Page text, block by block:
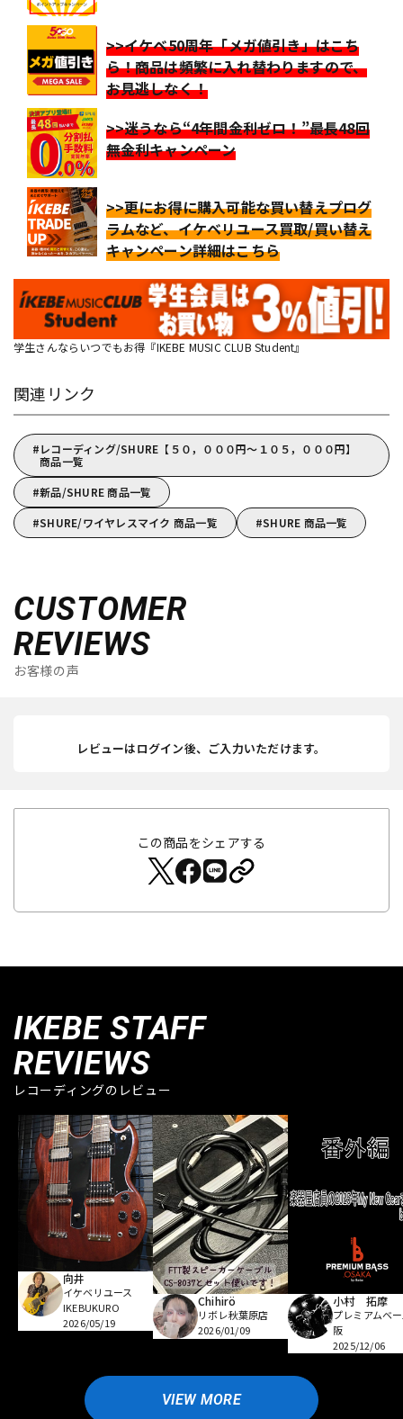
>>イケベ50周年「メガ値引き」はこち
ら！商品は頻繁に入れ替わりますので、
お見逃しなく！
>>迷うなら“4年間金利ゼロ！”最長48回
無金利キャンペーン
>>更にお得に購入可能な買い替えプログ
ラムなど、イケベリユース買取/買い替え
キャンペーン詳細はこちら
学生さんならいつでもお得『IKEBE MUSIC CLUB Student』
関連リンク
レコーディング/SHURE【５０，０００円～１０５，０００円】
商品一覧
新品/SHURE 商品一覧
SHURE/ワイヤレスマイク 商品一覧
SHURE 商品一覧
CUSTOMER
REVIEWS
お客様の声
レビューはログイン後、ご入力いただけます。
この商品をシェアする
IKEBE STAFF
REVIEWS
レコーディングのレビュー
向井
イケベリユース
IKEBUKURO
2026/05/19
Chihirö
リボレ秋葉原店
2026/01/09
小村 拓摩
プレミアムベ
阪
2025/12/06
VIEW MORE